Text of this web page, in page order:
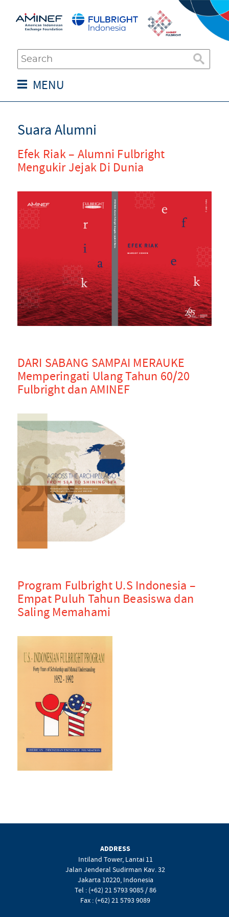
MENU
Suara Alumni
Efek Riak – Alumni Fulbright
Mengukir Jejak Di Dunia
DARI SABANG SAMPAI MERAUKE
Memperingati Ulang Tahun 60/20
Fulbright dan AMINEF
Program Fulbright U.S Indonesia –
Empat Puluh Tahun Beasiswa dan
Saling Memahami
ADDRESS
Intiland Tower, Lantai 11
Jalan Jenderal Sudirman Kav. 32
Jakarta 10220, Indonesia
Tel : (+62) 21 5793 9085 / 86
Fax : (+62) 21 5793 9089